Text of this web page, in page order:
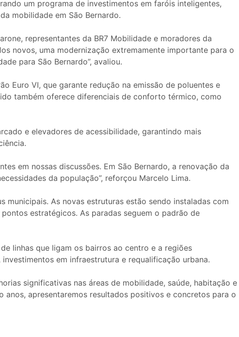
um programa de investimentos em faróis inteligentes,
mobilidade em São Bernardo.
representantes da BR7 Mobilidade e moradores da
novos, uma modernização extremamente importante para o
para São Bernardo”, avaliou.
Euro VI, que garante redução na emissão de poluentes e
também oferece diferenciais de conforto térmico, como
e elevadores de acessibilidade, garantindo mais
em nossas discussões. Em São Bernardo, a renovação da
da população”, reforçou Marcelo Lima.
As novas estruturas estão sendo instaladas com
estratégicos. As paradas seguem o padrão de
linhas que ligam os bairros ao centro e a regiões
em infraestrutura e requalificação urbana.
significativas nas áreas de mobilidade, saúde, habitação e
apresentaremos resultados positivos e concretos para o